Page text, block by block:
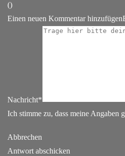
()
Einen neuen Kommentar hinzufügen
Nachricht*
Ich stimme zu, dass meine Angaben
Abbrechen
Antwort abschicken